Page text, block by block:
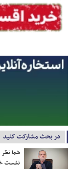
در بحث مشارکت کنید
شما
نشست